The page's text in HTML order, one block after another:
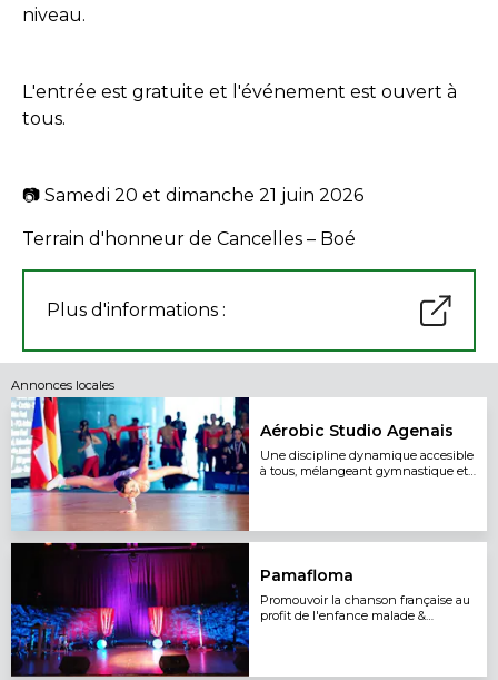
niveau.
L'entrée est gratuite et l'événement est ouvert à
tous.
📷 Samedi 20 et dimanche 21 juin 2026
Terrain d'honneur de Cancelles – Boé
Plus d'informations :
Annonces locales
Aérobic Studio Agenais
Une discipline dynamique accesible
à tous, mélangeant gymnastique et
Pamafloma
Promouvoir la chanson française au
profit de l'enfance malade &